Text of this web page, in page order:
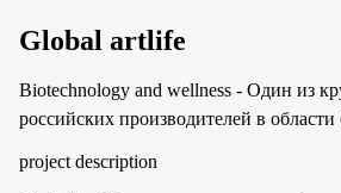
Global artlife
Biotechnology and wellness - Один из
российских производителей в
project description